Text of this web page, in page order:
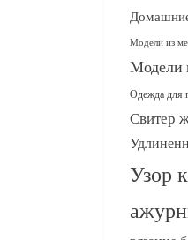
Модели из
Модели
Одежда для
Свитер
Узор